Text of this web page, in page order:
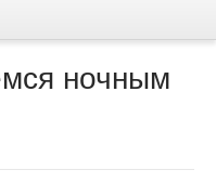
ночным